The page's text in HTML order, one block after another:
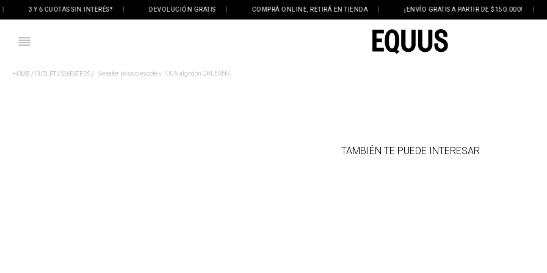
3 Y 6 CUOTAS SIN INTERÉS* | DEVOLUCIÓN GRATIS | COMPRÁ ONLINE, RETIRÁ EN TIENDA | ¡ENVÍO GRATIS A PARTIR DE $150.000! |
OUTLET SWEATERS Sweater básico escote v 100% algodón ORLEANS
TAMBIÉN TE PUEDE INTERESAR